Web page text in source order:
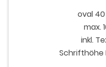
oval
max.
inkl.
Schrifthöhe